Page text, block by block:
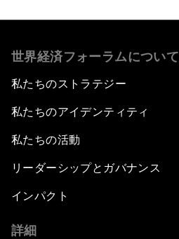
世界経済フォーラムについて
私たちのストラテジー
私たちのアイデンティティ
私たちの活動
リーダーシップとガバナンス
インパクト
詳細